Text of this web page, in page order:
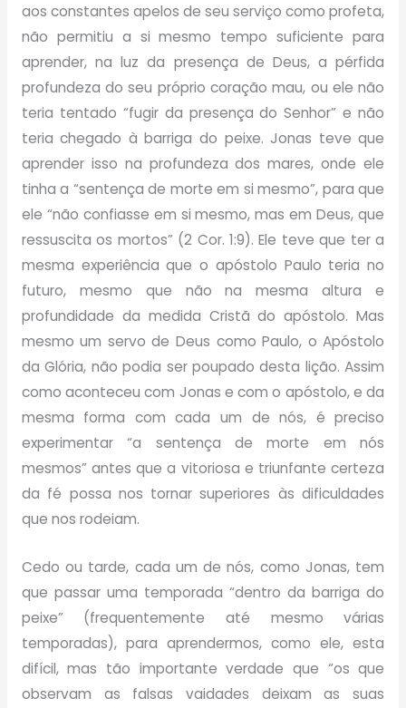
aos constantes apelos de seu serviço como profeta,
não permitiu a si mesmo tempo suficiente para
aprender, na luz da presença de Deus, a pérfida
profundeza do seu próprio coração mau, ou ele não
teria tentado “fugir da presença do Senhor” e não
teria chegado à barriga do peixe. Jonas teve que
aprender isso na profundeza dos mares, onde ele
tinha a “sentença de morte em si mesmo”, para que
ele “não confiasse em si mesmo, mas em Deus, que
ressuscita os mortos” (2 Cor. 1:9). Ele teve que ter a
mesma experiência que o apóstolo Paulo teria no
futuro, mesmo que não na mesma altura e
profundidade da medida Cristã do apóstolo. Mas
mesmo um servo de Deus como Paulo, o Apóstolo
da Glória, não podia ser poupado desta lição. Assim
como aconteceu com Jonas e com o apóstolo, e da
mesma forma com cada um de nós, é preciso
experimentar “a sentença de morte em nós
mesmos” antes que a vitoriosa e triunfante certeza
da fé possa nos tornar superiores às dificuldades
que nos rodeiam.
Cedo ou tarde, cada um de nós, como Jonas, tem
que passar uma temporada “dentro da barriga do
peixe” (frequentemente até mesmo várias
temporadas), para aprendermos, como ele, esta
difícil, mas tão importante verdade que “os que
observam as falsas vaidades deixam as suas